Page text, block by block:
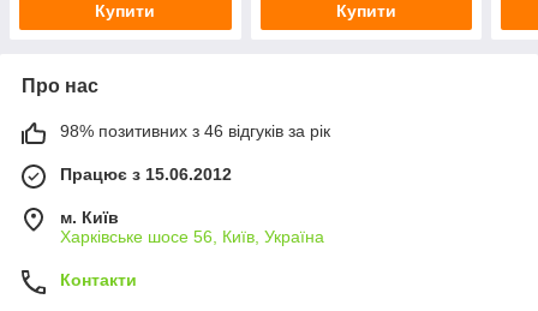
Купити Купити
Про нас
98% позитивних з 46 відгуків за рік
Працює з 15.06.2012
м. Київ
Харківське шосе 56, Київ, Україна
Контакти